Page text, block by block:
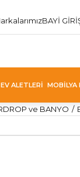
BAYİ
ALETLERİ MOBİLYA
ve BANYO